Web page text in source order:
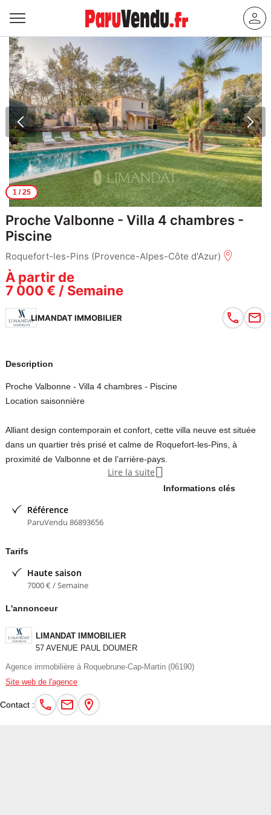
1/ 25
Proche Valbonne - Villa 4 chambres -
Piscine
Roquefort-les-Pins (Provence-Alpes-Côte d'Azur)
À partir de
7 000 € / Semaine
LIMANDAT IMMOBILIER
Description
Proche Valbonne - Villa 4 chambres - Piscine
Location saisonnière
Alliant design contemporain et confort, cette villa neuve est située
dans un quartier très prisé et calme de Roquefort-les-Pins, à
proximité de Valbonne et de l’arrière-pays.
- Espace salon et salle à manger ouvert
- Cuisine moderne entièrement équipée
- Master bedroom avec dressing et salle de douche privative
- Salle de jeux pouvant également servir de chambre
Premier étage :
- 1 chambre en suite
- 2 chambres avec salle de bain attenante
Lire la suite 
Informations clés
Référence
ParuVendu 86893656
Tarifs
Haute saison
7000 € / Semaine
L'annonceur
LIMANDAT IMMOBILIER
57 AVENUE PAUL DOUMER
Agence immobilière à Roquebrune-Cap-Martin (06190)
Site web de l'agence
Contact :